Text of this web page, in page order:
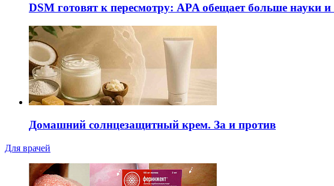
DSM готовят к пересмотру: APA обещает больше науки
Домашний солнцезащитный крем. За и против
Для врачей